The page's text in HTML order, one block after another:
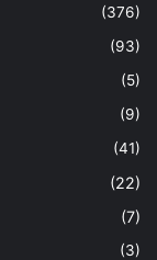
(376)
(93)
(5)
(9)
(41)
(22)
(7)
(3)